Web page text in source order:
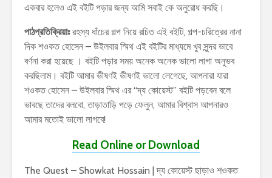
একবার হলেও এই বইটি পড়ার জন্য আমি সবাই কে অনুরোধ করছি।
পাঠপ্রতিক্রিয়াঃরহস্য ধাঁচের গল্প নিয়ে রচিত এই বইটি, গল্প-চরিত্রের নানা
দিক শওকত হোসেন – উইলবার স্মিথ এই বইটির মাধ্যমে খুব সুন্দর ভাবে
বর্ণনা করা হয়েছে । বইটি পড়ার সময় অনেক অনেক ভালো লাগা অনুভব
করছিলাম। বইটি আমার ভীষণই ভীষণই ভালো লেগেছে, আপনারা যারা
শওকত হোসেন – উইলবার স্মিথ এর “দ্য কোয়েস্ট” বইটি পড়বেন বলে
ভাবছে তাদের বলবো, তাড়াতাড়ি পড়ে ফেলুন, আমার বিশ্বাস আপনারও
আমার মতোই ভালো লাগবে!
Read Online or Download
The Quest – Showkat Hossain | দ্য কোয়েস্ট ছাড়াও শওকত